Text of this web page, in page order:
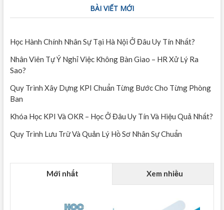
Động
BÀI VIẾT MỚI
Học Hành Chính Nhân Sự Tại Hà Nội Ở Đâu Uy Tín Nhất?
Nhân Viên Tự Ý Nghỉ Việc Không Bàn Giao – HR Xử Lý Ra
Sao?
Quy Trình Xây Dựng KPI Chuẩn Từng Bước Cho Từng Phòng
Ban
Khóa Học KPI Và OKR – Học Ở Đâu Uy Tín Và Hiệu Quả Nhất?
Quy Trình Lưu Trữ Và Quản Lý Hồ Sơ Nhân Sự Chuẩn
Mới nhất Xem nhiều